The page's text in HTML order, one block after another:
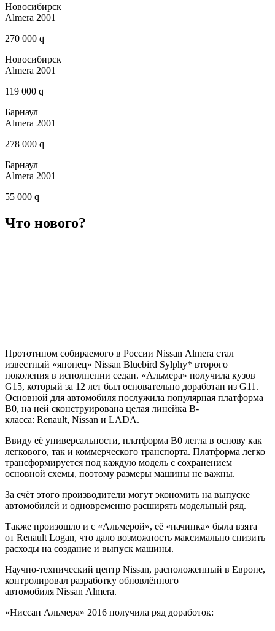
Новосибирск
Almera 2001
270 000 q
Новосибирск
Almera 2001
119 000 q
Барнаул
Almera 2001
278 000 q
Барнаул
Almera 2001
55 000 q
Что нового?
Прототипом собираемого в России Nissan Almera стал
известный «японец» Nissan Bluebird Sylphy* второго
поколения в исполнении седан. «Альмера» получила кузов
G15, который за 12 лет был основательно доработан из G11.
Основной для автомобиля послужила популярная платформа
В0, на ней сконструирована целая линейка В-
класса: Renault, Nissan и LADA.
Ввиду её универсальности, платформа В0 легла в основу как
легкового, так и коммерческого транспорта. Платформа легко
трансформируется под каждую модель с сохранением
основной схемы, поэтому размеры машины не важны.
За счёт этого производители могут экономить на выпуске
автомобилей и одновременно расширять модельный ряд.
Также произошло и с «Альмерой», её «начинка» была взята
от Renault Logan, что дало возможность максимально снизить
расходы на создание и выпуск машины.
Научно-технический центр Nissan, расположенный в Европе,
контролировал разработку обновлённого
автомобиля Nissan Almera.
«Ниссан Альмера» 2016 получила ряд доработок: